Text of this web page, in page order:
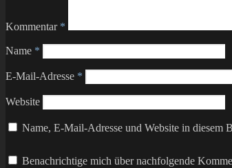
Kommentar *
Name *
E-Mail-Adresse *
Website
Name, E-Mail-Adresse und Website in diesem
Benachrichtige mich über nachfolgende